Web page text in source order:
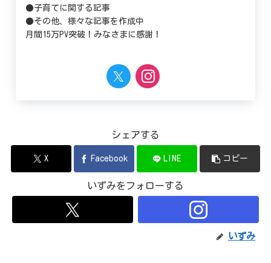
●子育てに関する記事
●その他、様々な記事を作成中
月間15万PV突破！みなさまに感謝！
シェアする
X Facebook LINE コピー
いずみをフォローする
いずみ